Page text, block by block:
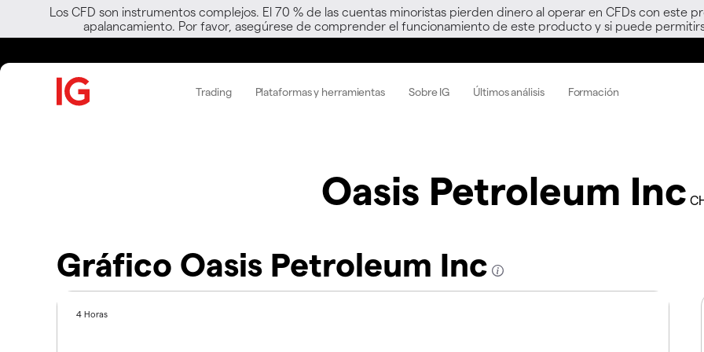
Los CFD son instrumentos complejos. El 70 % de las cuentas minoristas pierden dinero al operar en CFDs con este
apalancamiento. Por favor, asegúrese de comprender el funcionamiento de este producto y si puede
Trading Plataformas y herramientas Sobre IG Últimos análisis Formación
Oasis Petroleum Inc
Gráfico Oasis Petroleum Inc
4 Horas